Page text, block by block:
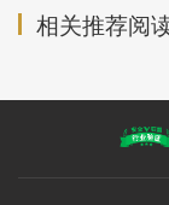
相关推荐阅